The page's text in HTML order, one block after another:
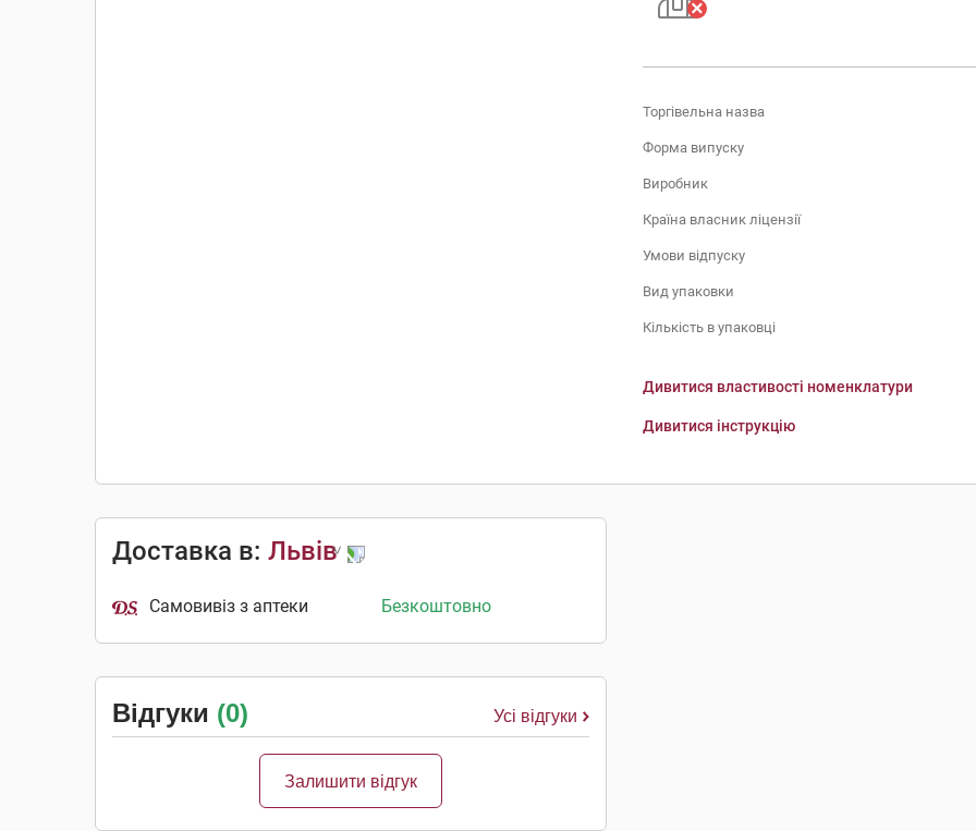
Торгівельна назва
Форма випуску
Виробник
Країна власник ліцензії
Умови відпуску
Вид упаковки
Кількість в упаковці
Дивитися властивості номенклатури
Дивитися інструкцію
Доставка в: Львів
Самовивіз з аптеки Безкоштовно
Відгуки (0) Усі відгуки
Залишити відгук